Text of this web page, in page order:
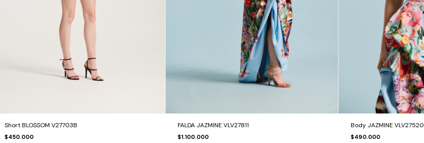
Short BLOSSOM V27703B
$450.000
FALDA JAZMINE VLV27811
$1.100.000
Body JAZMINE VLV27520
$490.000